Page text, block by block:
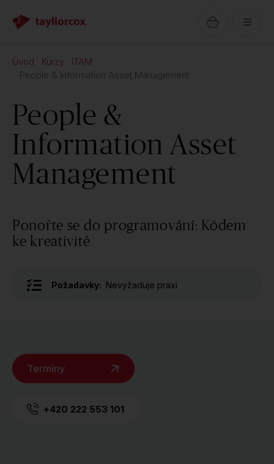
Úvod Kurzy
ITAM
People & Information Asset Management
People &
Information Asset
Management
Ponořte se do programování: Kódem
ke kreativitě
Požadavky: Nevyžaduje praxi
Termíny
+420 222 553 101